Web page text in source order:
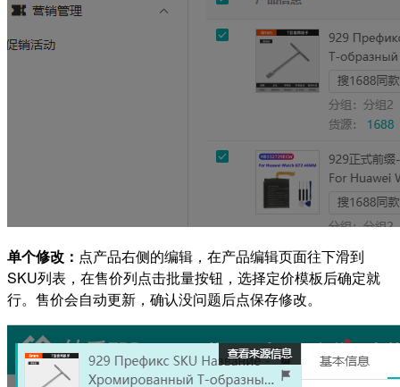
单个修改： 点产品右侧的编辑，在产品编辑页面往下滑到
SKU列表，在售价列点击批量按钮，选择定价模板后确定就
行。售价会自动更新，确认没问题后点保存修改。